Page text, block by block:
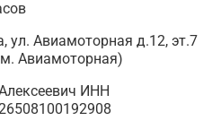
ул. Авиамоторная д.12, эт.7
Авиамоторная)
ИНН